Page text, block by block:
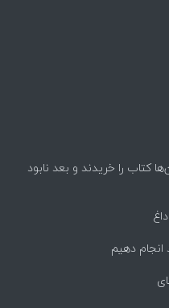
را خریدند و بعد نابود
انجام دهیم